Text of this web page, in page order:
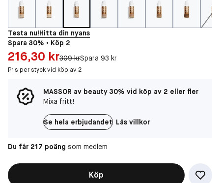
Testa nu!Hitta din nyans
Spara 30% • Köp 2
Pris: 216,30 kr
216,30 krOriginal pris:
309 krSpara 93 kr
Pris per styck vid köp av 2
MASSOR av beauty 30% vid köp av 2 eller fler
Mixa fritt!
Se hela erbjudandet Läs villkor
Du får 217 poäng som medlem
Köp